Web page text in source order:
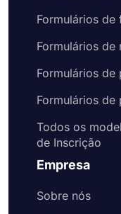
Formulários de
Formulários de
Formulários de
Formulários de
Todos os
de Inscrição
Empresa
Sobre nós